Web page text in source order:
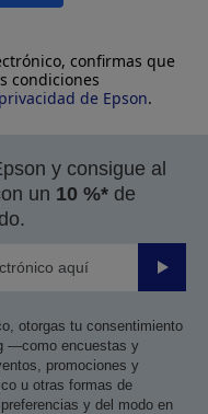
confirmas que
condiciones
de Epson.
y consigue al
un 10 %* de
Enviar
otorgas tu consentimiento
—como encuestas y
promociones y
u otras formas de
y del modo en